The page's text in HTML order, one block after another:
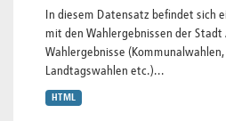
In diesem Datensatz befindet sich
mit den Wahlergebnissen der Stadt
Wahlergebnisse
Landtagswahlen etc.)...
HTML